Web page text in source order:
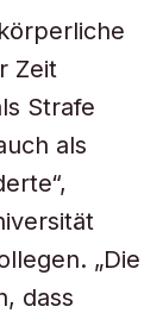
Zeit
Strafe
als
„Die
dass